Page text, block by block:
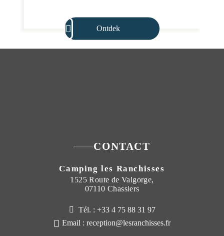
Ontdek
CONTACT
Camping les Ranchisses
1525 Route de Valgorge,
07110 Chassiers
Tél. : +33 4 75 88 31 97
Email : reception@lesranchisses.fr